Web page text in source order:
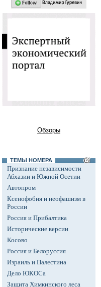
Обзоры
ТЕМЫ НОМЕРА
Признание независимости
Абхазии и Южной Осетии
Автопром
Ксенофобия и неофашизм в
России
Россия и Прибалтика
Исторические версии
Косово
Россия и Белоруссия
Израиль и Палестина
Дело ЮКОСа
Защита Химкинского леса